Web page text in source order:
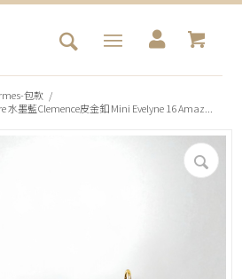
包款 /
水墨藍Clemence皮金釦 Mini Evelyne 16 Amaz...